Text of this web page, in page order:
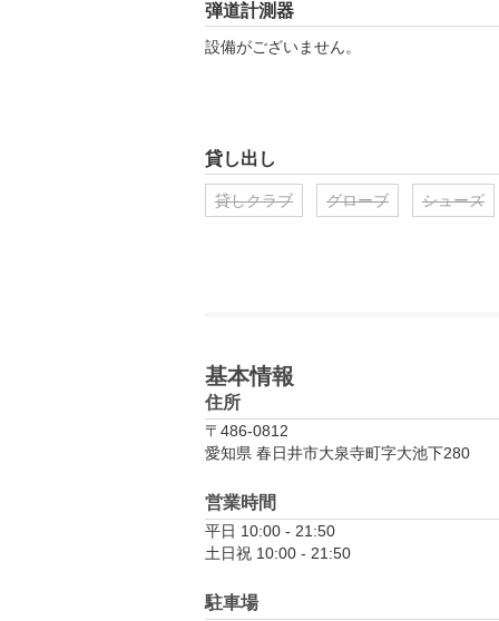
弾道計測器
設備がございません。
貸し出し
貸しクラブ グローブ シューズ
基本情報
住所
〒486-0812
愛知県 春日井市大泉寺町字大池下280
営業時間
平日 10:00 - 21:50
土日祝 10:00 - 21:50
駐車場